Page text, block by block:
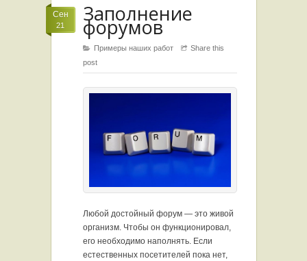
Сен
21 Заполнение
форумов
Примеры наших работ
Share this
post
Любой достойный форум — это живой
организм. Чтобы он функционировал,
его необходимо наполнять. Если
естественных посетителей пока нет,